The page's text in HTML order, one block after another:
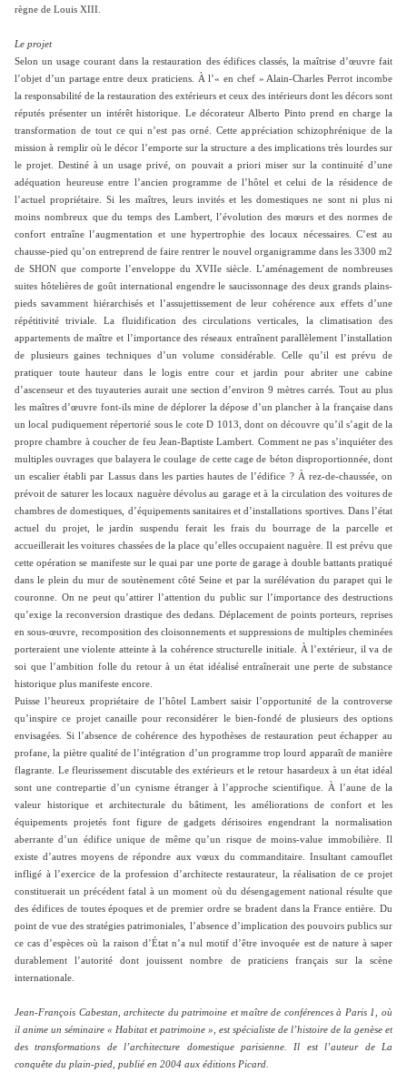
règne de Louis XIII.
Le projet
Selon un usage courant dans la restauration des édifices classés, la maîtrise d’œuvre fait
l’objet d’un partage entre deux praticiens. À l’« en chef » Alain-Charles Perrot incombe
la responsabilité de la restauration des extérieurs et ceux des intérieurs dont les décors sont
réputés présenter un intérêt historique. Le décorateur Alberto Pinto prend en charge la
transformation de tout ce qui n’est pas orné. Cette appréciation schizophrénique de la
mission à remplir où le décor l’emporte sur la structure a des implications très lourdes sur
le projet. Destiné à un usage privé, on pouvait a priori miser sur la continuité d’une
adéquation heureuse entre l’ancien programme de l’hôtel et celui de la résidence de
l’actuel propriétaire. Si les maîtres, leurs invités et les domestiques ne sont ni plus ni
moins nombreux que du temps des Lambert, l’évolution des mœurs et des normes de
confort entraîne l’augmentation et une hypertrophie des locaux nécessaires. C’est au
chausse-pied qu’on entreprend de faire rentrer le nouvel organigramme dans les 3300 m2
de SHON que comporte l’enveloppe du XVIIe siècle. L’aménagement de nombreuses
suites hôtelières de goût international engendre le saucissonnage des deux grands plains-
pieds savamment hiérarchisés et l’assujettissement de leur cohérence aux effets d’une
répétitivité triviale. La fluidification des circulations verticales, la climatisation des
appartements de maître et l’importance des réseaux entraînent parallèlement l’installation
de plusieurs gaines techniques d’un volume considérable. Celle qu’il est prévu de
pratiquer toute hauteur dans le logis entre cour et jardin pour abriter une cabine
d’ascenseur et des tuyauteries aurait une section d’environ 9 mètres carrés. Tout au plus
les maîtres d’œuvre font-ils mine de déplorer la dépose d’un plancher à la française dans
un local pudiquement répertorié sous le cote D 1013, dont on découvre qu’il s’agit de la
propre chambre à coucher de feu Jean-Baptiste Lambert. Comment ne pas s’inquiéter des
multiples ouvrages que balayera le coulage de cette cage de béton disproportionnée, dont
un escalier établi par Lassus dans les parties hautes de l’édifice ? À rez-de-chaussée, on
prévoit de saturer les locaux naguère dévolus au garage et à la circulation des voitures de
chambres de domestiques, d’équipements sanitaires et d’installations sportives. Dans l’état
actuel du projet, le jardin suspendu ferait les frais du bourrage de la parcelle et
accueillerait les voitures chassées de la place qu’elles occupaient naguère. Il est prévu que
cette opération se manifeste sur le quai par une porte de garage à double battants pratiqué
dans le plein du mur de soutènement côté Seine et par la surélévation du parapet qui le
couronne. On ne peut qu’attirer l’attention du public sur l’importance des destructions
qu’exige la reconversion drastique des dedans. Déplacement de points porteurs, reprises
en sous-œuvre, recomposition des cloisonnements et suppressions de multiples cheminées
porteraient une violente atteinte à la cohérence structurelle initiale. À l’extérieur, il va de
soi que l’ambition folle du retour à un état idéalisé entraînerait une perte de substance
historique plus manifeste encore.
Puisse l’heureux propriétaire de l’hôtel Lambert saisir l’opportunité de la controverse
qu’inspire ce projet canaille pour reconsidérer le bien-fondé de plusieurs des options
envisagées. Si l’absence de cohérence des hypothèses de restauration peut échapper au
profane, la piètre qualité de l’intégration d’un programme trop lourd apparaît de manière
flagrante. Le fleurissement discutable des extérieurs et le retour hasardeux à un état idéal
sont une contrepartie d’un cynisme étranger à l’approche scientifique. À l’aune de la
valeur historique et architecturale du bâtiment, les améliorations de confort et les
équipements projetés font figure de gadgets dérisoires engendrant la normalisation
aberrante d’un édifice unique de même qu’un risque de moins-value immobilière. Il
existe d’autres moyens de répondre aux vœux du commanditaire. Insultant camouflet
infligé à l’exercice de la profession d’architecte restaurateur, la réalisation de ce projet
constituerait un précédent fatal à un moment où du désengagement national résulte que
des édifices de toutes époques et de premier ordre se bradent dans la France entière. Du
point de vue des stratégies patrimoniales, l’absence d’implication des pouvoirs publics sur
ce cas d’espèces où la raison d’État n’a nul motif d’être invoquée est de nature à saper
durablement l’autorité dont jouissent nombre de praticiens français sur la scène
internationale.
Jean-François Cabestan, architecte du patrimoine et maître de conférences à Paris 1, où
il anime un séminaire « Habitat et patrimoine », est spécialiste de l’histoire de la genèse et
des transformations de l’architecture domestique parisienne. Il est l’auteur de La
conquête du plain-pied, publié en 2004 aux éditions Picard.